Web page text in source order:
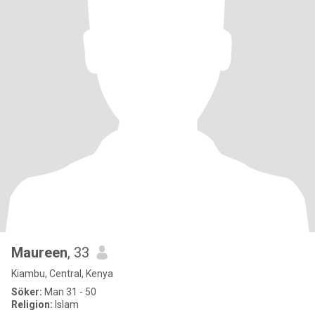
Maureen, 33
Kiambu, Central, Kenya
Söker: Man 31 - 50
Religion: Islam